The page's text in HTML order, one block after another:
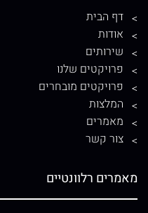
דף הבית
אודות
שירותים
פרויקטים שלנו
פרויקטים מובחרים
המלצות
מאמרים
צור קשר
מאמרים רלוונטיים